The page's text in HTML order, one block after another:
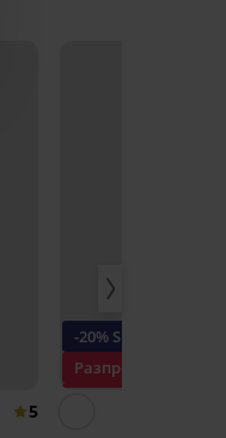
5
-20% SUN20
Разпродажба